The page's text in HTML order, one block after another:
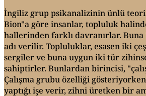
İngiliz grup psikanalizinin ünlü
Bion"a göre insanlar, topluluk
hallerinden farklı davranırlar. Buna
adı verilir. Topluluklar, esasen iki
sergiler ve buna uygun iki tür
sahiptirler. Bunlardan birincisi,
Çalışma grubu özelliği
yaptığı işe verir, zihni üretken bir